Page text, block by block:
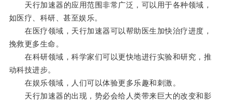
天行加速器的应用范围非常广泛，可以用于各种领域，
如医疗、科研、甚至娱乐。
在医疗领域，天行加速器可以帮助医生加快治疗进度，
挽救更多生命。
在科研领域，科学家们可以更快地进行实验和研究，推
动科技进步。
在娱乐领域，人们可以体验更多乐趣和刺激。
天行加速器的出现，势必会给人类带来巨大的改变和影